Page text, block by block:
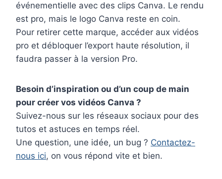
événementielle avec des clips Canva. Le rendu
est pro, mais le logo Canva reste en coin.
Pour retirer cette marque, accéder aux vidéos
pro et débloquer l’export haute résolution, il
faudra passer à la version Pro.
Besoin d’inspiration ou d’un coup de main
pour créer vos vidéos Canva ?
Suivez-nous sur les réseaux sociaux pour des
tutos et astuces en temps réel.
Une question, une idée, un bug ? Contactez-
nous ici, on vous répond vite et bien.